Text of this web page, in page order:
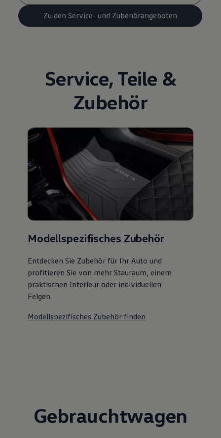
Zu den Service- und Zubehörangeboten
Service, Teile &
Zubehör
Modellspezifisches Zubehör
Entdecken Sie Zubehör für Ihr Auto und
profitieren Sie von mehr Stauraum, einem
praktischen Interieur oder individuellen
Felgen.
Modellspezifisches Zubehör finden
Gebrauchtwagen